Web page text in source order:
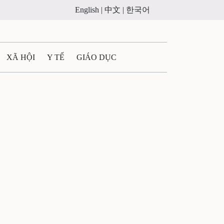
English | 中文 | 한국어
XÃ HỘI Y TẾ GIÁO DỤC
CÁO